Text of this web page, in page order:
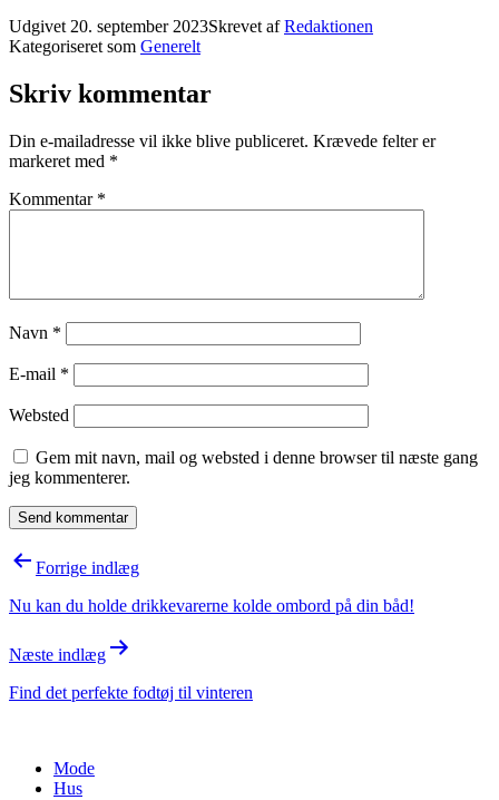
Udgivet 20. september 2023Skrevet afRedaktionen
Kategoriseret som Generelt
Skriv kommentar
Din e-mailadresse vil ikke blive publiceret. Krævede felter er
markeret med *
Kommentar *
Navn *
E-mail *
Websted
Gem mit navn, mail og websted i denne browser til næste gang
jeg kommenterer.
Indlægsnavigation
Forrige indlæg
Nu kan du holde drikkevarerne kolde ombord på din båd!
Næste indlæg
Find det perfekte fodtøj til vinteren
Mode
Hus